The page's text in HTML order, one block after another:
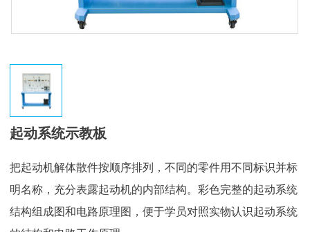
起动系统示教板
把起动机解体散件按顺序排列，不同的零件用不同标识并标
明名称，充分表露起动机的内部结构。彩色完整的起动系统
结构组成图和电路原理图，便于学员对照实物认识起动系统